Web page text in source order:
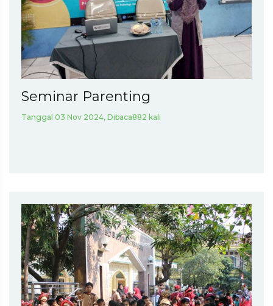
Seminar Parenting
Tanggal 03 Nov 2024, Dibaca882 kali